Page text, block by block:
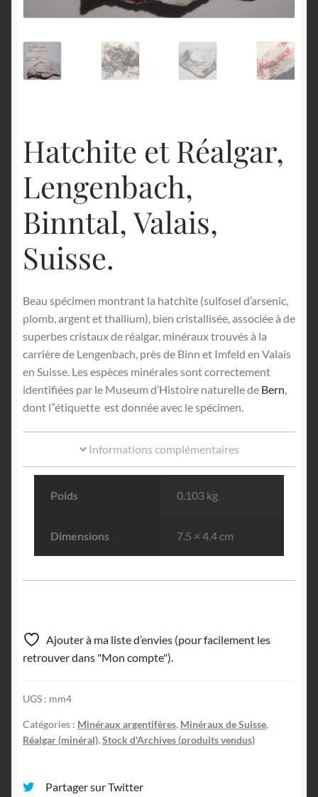
Hatchite et Réalgar,
Lengenbach,
Binntal, Valais,
Suisse.
Beau spécimen montrant la hatchite (sulfosel d’arsenic,
plomb, argent et thallium), bien cristallisée, associée à de
superbes cristaux de réalgar, minéraux trouvés à la
carrière de Lengenbach, près de Binn et Imfeld en Valais
en Suisse. Les espèces minérales sont correctement
identifiées par le Museum d’Histoire naturelle de Bern
dont l”étiquette est donnée avec le spécimen.
Informations complémentaires
Poids 0.103 kg
Dimensions 7.5 × 4.4 cm
Ajouter à ma liste d’envies (pour facilement les
retrouver dans "Mon compte").
UGS : mm4
Catégories : Minéraux argentifères, Minéraux de Suisse,
Réalgar (minéral), Stock d'Archives (produits vendus)
Partager sur Twitter